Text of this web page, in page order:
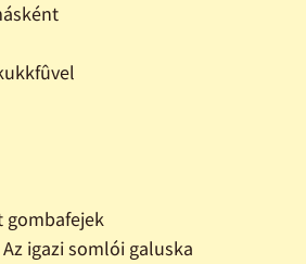
igazi somlói galuska